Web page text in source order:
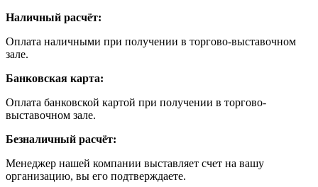
Наличный расчёт:
Оплата наличными при получении в торгово-выставочном
зале.
Банковская карта:
Оплата банковской картой при получении в торгово-
выставочном зале.
Безналичный расчёт:
Менеджер нашей компании выставляет счет на вашу
организацию, вы его подтверждаете.